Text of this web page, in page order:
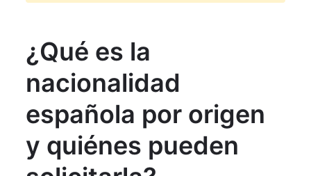
¿Qué es la
nacionalidad
española por origen
y quiénes pueden